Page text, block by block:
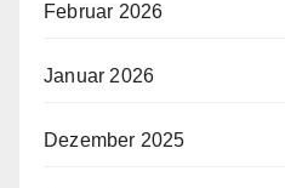
Februar 2026
Januar 2026
Dezember 2025